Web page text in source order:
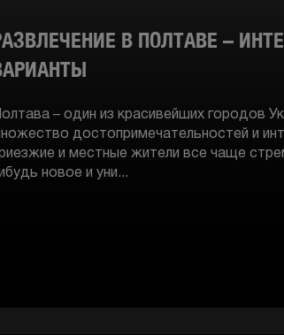
В ПОЛТАВЕ –
– один из красивейших городов
достопримечательностей и
и местные жители все чаще
новое и уни...